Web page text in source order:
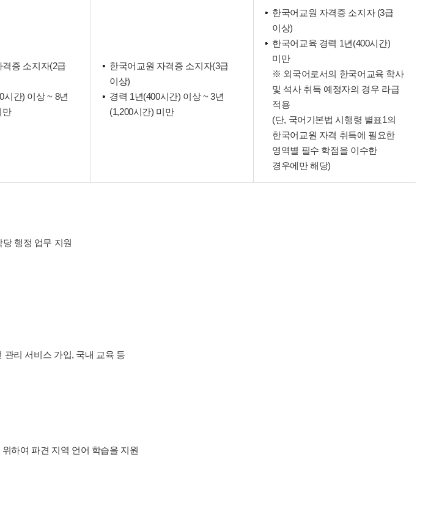
증 소지자(2급
시간) 이상 ~ 8년
만
한국어교원 자격증 소지자(3급
이상)
경력 1년(400시간) 이상 ~ 3년
(1,200시간) 미만
한국어교원 자격증 소지자 (3급
이상)
한국어교육 경력 1년(400시간)
미만
※ 외국어로서의 한국어교육 학사
및 석사 취득 예정자의 경우 라급
적용
(단, 국어기본법 시행령 별표1의
한국어교원 자격 취득에 필요한
영역별 필수 학점을 이수한
경우에만 해당)
행정 업무 지원
관리 서비스 가입, 국내 교육 등
하여 파견 지역 언어 학습을 지원